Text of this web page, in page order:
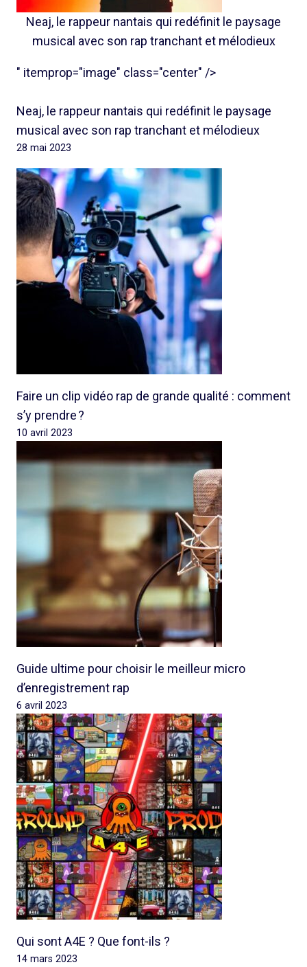
Neaj, le rappeur nantais qui redéfinit le paysage
musical avec son rap tranchant et mélodieux
" itemprop="image" class="center" />
Neaj, le rappeur nantais qui redéfinit le paysage
musical avec son rap tranchant et mélodieux
28 mai 2023
Faire un clip vidéo rap de grande qualité : comment
s’y prendre ?
10 avril 2023
Guide ultime pour choisir le meilleur micro
d’enregistrement rap
6 avril 2023
Qui sont A4E ? Que font-ils ?
14 mars 2023